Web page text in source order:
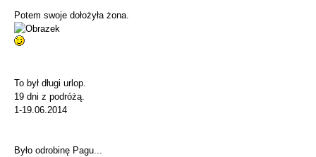
Potem swoje dołożyła żona.
To był długi urlop.
19 dni z podróżą.
1-19.06.2014
Było odrobinę Pagu...